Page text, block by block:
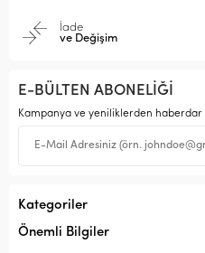
İade
ve Değişim
E-BÜLTEN ABONELİĞİ
Kampanya ve yeniliklerden
Kategoriler
Önemli Bilgiler